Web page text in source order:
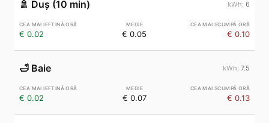
🚿 Duș (10 min) 6
€ 0.02 € 0.05 € 0.10
🛁 Baie 7.5
€ 0.02 € 0.07 € 0.13